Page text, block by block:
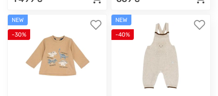
NEW
-30%
NEW
-40%